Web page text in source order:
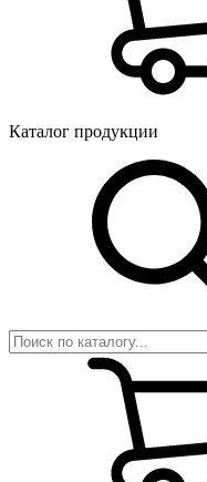
Каталог продукции